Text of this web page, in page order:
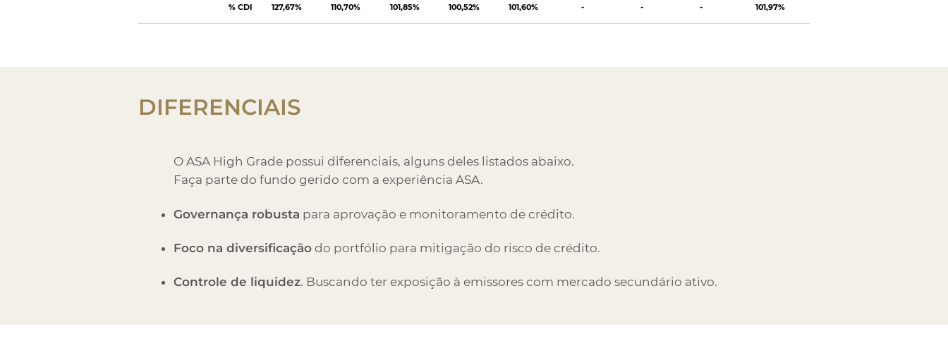
% CDI 127,67% 110,70% 101,85% 100,52% 101,60% - - - 101,97%
DIFERENCIAIS
O ASA High Grade possui diferenciais, alguns deles listados abaixo.
Faça parte do fundo gerido com a experiência ASA.
Governança robusta para aprovação e monitoramento de crédito.
Foco na diversificação do portfólio para mitigação do risco de crédito.
Controle de liquidez. Buscando ter exposição à emissores com mercado secundário ativo.